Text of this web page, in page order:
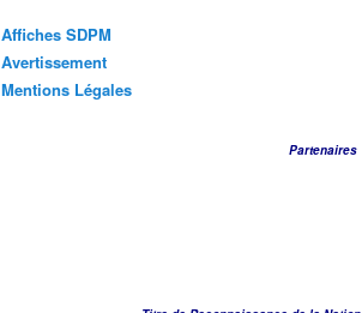
Affiches SDPM
Avertissement
Mentions Légales
Partenaires